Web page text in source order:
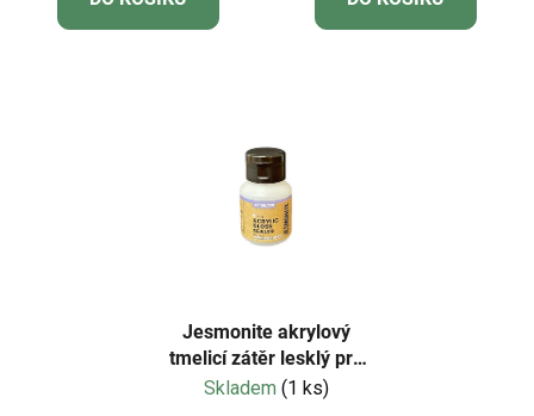
Jesmonite akrylový
tmelicí zátěr lesklý pro
AC100/300 50 g
Skladem (1 ks)